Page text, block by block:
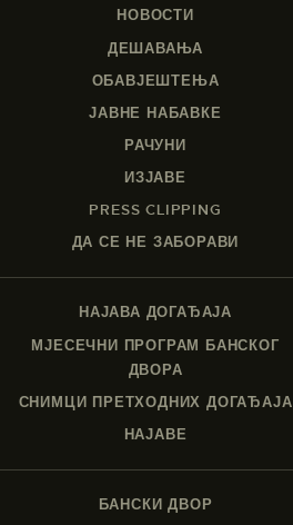
НОВОСТИ
ДЕШАВАЊА
ОБАВЈЕШТЕЊА
ЈАВНЕ НАБАВКЕ
РАЧУНИ
ИЗЈАВЕ
PRESS CLIPPING
ДА СЕ НЕ ЗАБОРАВИ
НАЈАВА ДОГАЂАЈА
МЈЕСЕЧНИ ПРОГРАМ БАНСКОГ
ДВОРА
СНИМЦИ ПРЕТХОДНИХ ДОГАЂАЈА
НАЈАВЕ
БАНСКИ ДВОР